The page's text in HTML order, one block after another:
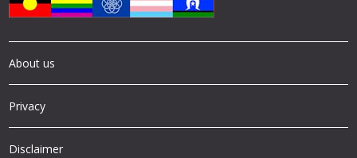
About us
Privacy
Disclaimer